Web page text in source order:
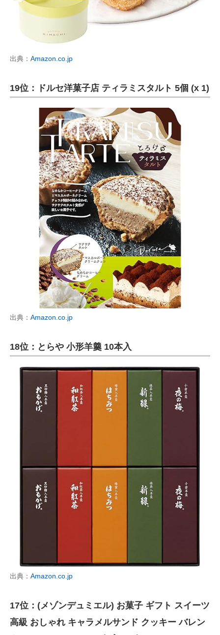
出典： Amazon.co.jp
19位：ドルセ洋菓子店 ティラミスタルト 5個 (x 1)
出典： Amazon.co.jp
18位：とらや 小形羊羹 10本入
出典： Amazon.co.jp
17位：(メゾンデュミエル) お菓子 ギフト スイーツ
高級 おしゃれ キャラメルサンド クッキー バレン